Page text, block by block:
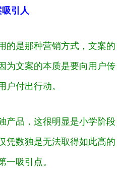
引人
的是那种营销方式，文案的
为文案的本质是要向用户传
户付出行动。
产品，这很明显是小学阶段
凭数独是无法取得如此高的
一吸引点。